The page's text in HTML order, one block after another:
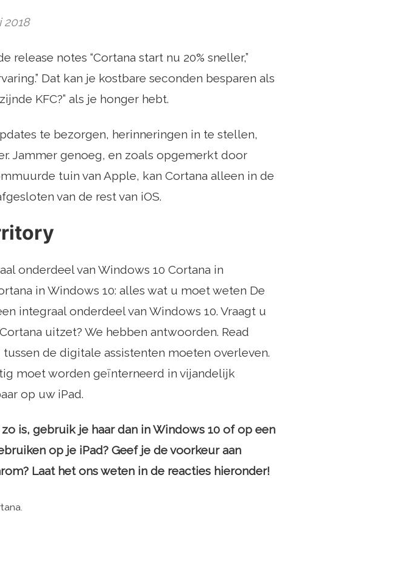
2018
notes “Cortana start nu 20% sneller,”
Dat kan je kostbare seconden besparen als
KFC?” als je honger hebt.
te bezorgen, herinneringen in te stellen,
Jammer genoeg, en zoals opgemerkt door
tuin van Apple, kan Cortana alleen in de
van de rest van iOS.
onderdeel van Windows 10 Cortana in
in Windows 10: alles wat u moet weten De
integraal onderdeel van Windows 10. Vraagt ​​u
uitzet? We hebben antwoorden. Read
de digitale assistenten moeten overleven.
moet worden geïnterneerd in vijandelijk
op uw iPad.
is, gebruik je haar dan in Windows 10 of op een
op je iPad? Geef je de voorkeur aan
Laat het ons weten in de reacties hieronder!